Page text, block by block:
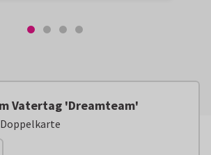
Vatertag 'Dreamteam'
Doppelkarte